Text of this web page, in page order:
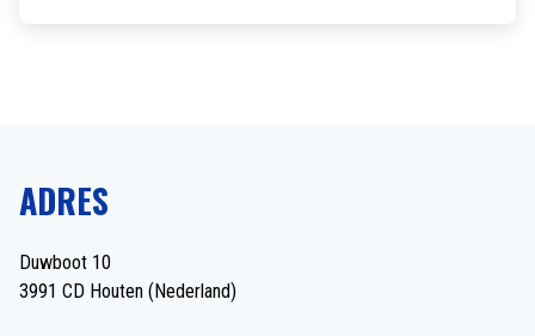
ADRES
Duwboot 10
3991 CD Houten (Nederland)